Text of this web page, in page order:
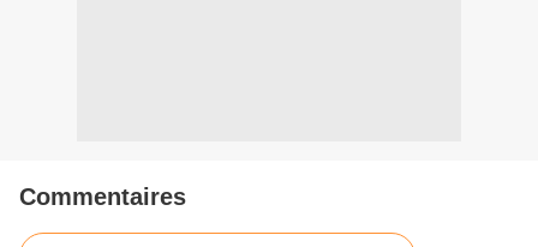
Commentaires